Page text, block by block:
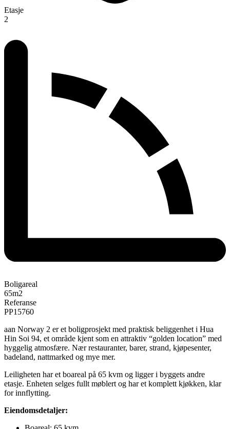
Etasje
2
Boligareal
65m2
Referanse
PP15760
aan Norway 2 er et boligprosjekt med praktisk beliggenhet i Hua
Hin Soi 94, et område kjent som en attraktiv “golden location” med
hyggelig atmosfære. Nær restauranter, barer, strand, kjøpesenter,
badeland, nattmarked og mye mer.
Leiligheten har et boareal på 65 kvm og ligger i byggets andre
etasje. Enheten selges fullt møblert og har et komplett kjøkken, klar
for innflytting.
Eiendomsdetaljer: